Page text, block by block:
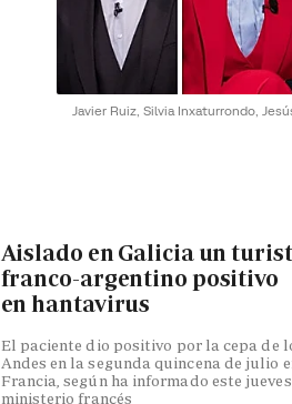
Javier Ruiz, Silvia Inxaturrondo,
Aislado en Galicia un
franco-argentino positivo
en hantavirus
El paciente dio positivo por la cepa de
Andes en la segunda quincena de julio
Francia, según ha informado este
ministerio francés